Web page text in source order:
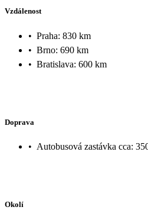
Vzdálenost
• Praha: 830 km
• Brno: 690 km
• Bratislava: 600 km
Doprava
• Autobusová zastávka cca:
Okolí